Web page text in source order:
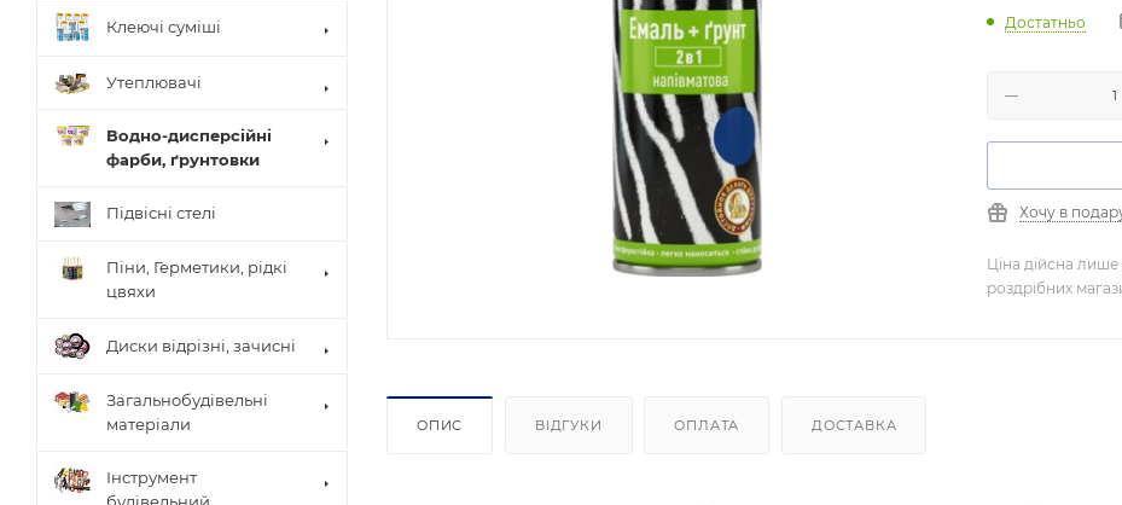
Достатньо
Хочу в
Ціна дійсна лише
роздрібних
ОПИС ВІДГУКИ ОПЛАТА ДОСТАВКА
Клеючі суміші
Утеплювачі
Водно-дисперсійні
фарби, ґрунтовки
Підвісні стелі
Піни, Герметики, рідкі
цвяхи
Диски відрізні, зачисні
Загальнобудівельні
матеріали
Інструмент